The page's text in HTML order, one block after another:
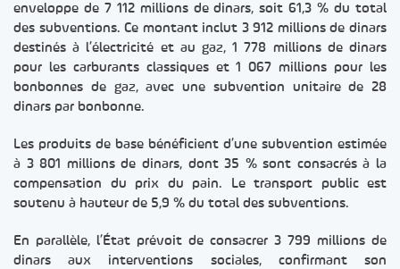
enveloppe de 7 112 millions de dinars, soit 61,3 % du total
des subventions. Ce montant inclut 3 912 millions de dinars
destinés à l’électricité et au gaz, 1 778 millions de dinars
pour les carburants classiques et 1 067 millions pour les
bonbonnes de gaz, avec une subvention unitaire de 28
dinars par bonbonne.
Les produits de base bénéficient d’une subvention estimée
à 3 801 millions de dinars, dont 35 % sont consacrés à la
compensation du prix du pain. Le transport public est
soutenu à hauteur de 5,9 % du total des subventions.
En parallèle, l’État prévoit de consacrer 3 799 millions de
dinars aux interventions sociales, confirmant son